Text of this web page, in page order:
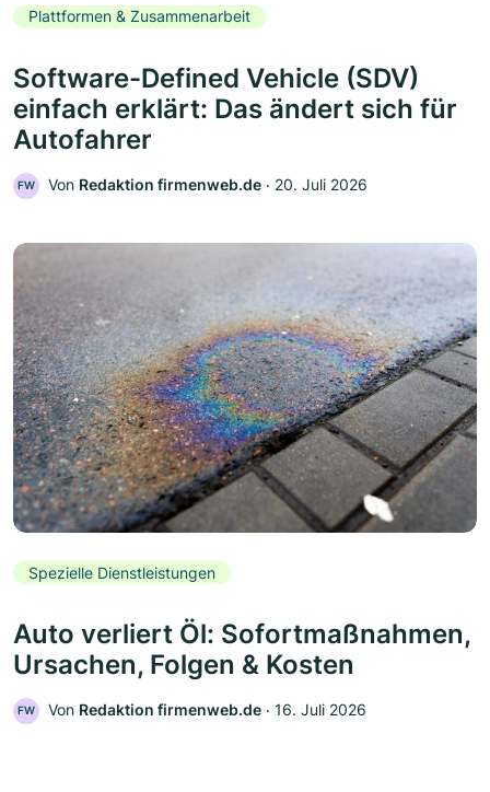
Plattformen & Zusammenarbeit
Software-Defined Vehicle (SDV)
einfach erklärt: Das ändert sich für
Autofahrer
FW Von Redaktion firmenweb.de ‧ 20. Juli 2026
Spezielle Dienstleistungen
Auto verliert Öl: Sofortmaßnahmen,
Ursachen, Folgen & Kosten
FW Von Redaktion firmenweb.de ‧ 16. Juli 2026